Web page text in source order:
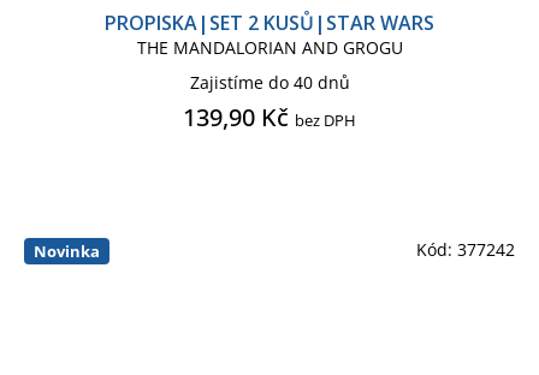
PROPISKA|SET 2 KUSŮ|STAR WARS
THE MANDALORIAN AND GROGU
Zajistíme do 40 dnů
139,90 Kč bez DPH
Novinka Kód: 377242